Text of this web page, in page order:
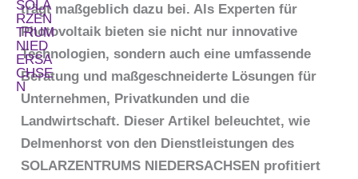
trägt maßgeblich dazu bei. Als Experten für
Photovoltaik bieten sie nicht nur innovative
Technologien, sondern auch eine umfassende
Beratung und maßgeschneiderte Lösungen für
Unternehmen, Privatkunden und die
Landwirtschaft. Dieser Artikel beleuchtet, wie
Delmenhorst von den Dienstleistungen des
SOLARZENTRUMS NIEDERSACHSEN profitiert